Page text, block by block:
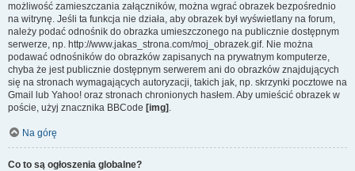
możliwość zamieszczania załączników, można wgrać obrazek bezpośrednio
na witrynę. Jeśli ta funkcja nie działa, aby obrazek był wyświetlany na forum,
należy podać odnośnik do obrazka umieszczonego na publicznie dostępnym
serwerze, np. http://www.jakas_strona.com/moj_obrazek.gif. Nie można
podawać odnośników do obrazków zapisanych na prywatnym komputerze,
chyba że jest publicznie dostępnym serwerem ani do obrazków znajdujących
się na stronach wymagających autoryzacji, takich jak, np. skrzynki pocztowe na
Gmail lub Yahoo! oraz stronach chronionych hasłem. Aby umieścić obrazek w
poście, użyj znacznika BBCode [img] .
Na górę
Co to są ogłoszenia globalne?